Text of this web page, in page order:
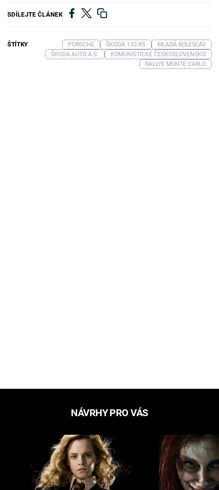
SDÍLEJTE ČLÁNEK
ŠTÍTKY PORSCHE ŠKODA 130 RS
MLADÁ BOLESLAV
ŠKODA AUTO A.S.
KOMUNISTICKÉ ČESKOSLOVENSKO
RALLYE MONTE CARLO
NÁVRHY PRO VÁS